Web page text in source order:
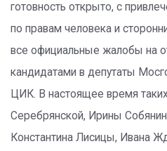
готовность открыто, с
по правам человека и
все официальные жалобы на
кандидатами в депутаты
ЦИК. В настоящее время
Серебрянской, Ирины
Константина Лисицы, Ивана